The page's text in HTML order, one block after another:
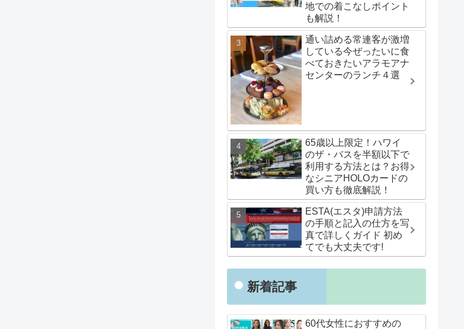
地での着こなしポイント
も解説！
通い詰める常連客が激増
している今ぜったいに食
べておきたいアラモアナ
センターのランチ４選
65歳以上限定！ハワイ
のザ・バスを半額以下で
利用する方法とは？お得
なシニアHOLOカードの
買い方も徹底解説！
ESTA(エスタ)申請方法
の手順と記入の仕方を写
真で詳しくガイド 初め
てでも大丈夫です!
新着記事
60代女性におすすめの